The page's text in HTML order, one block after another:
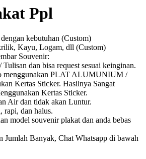
Ppl
kebutuhan (Custom)
Kayu, Logam, dll (Custom)
Souvenir:
dan bisa request sesuai keinginan.
menggunakan PLAT ALUMUNIUM /
Kertas Sticker. Hasilnya Sangat
Kertas Sticker.
Air dan tidak akan Luntur.
rapi, dan halus.
model souvenir plakat dan anda bebas
Banyak, Chat Whatsapp di bawah